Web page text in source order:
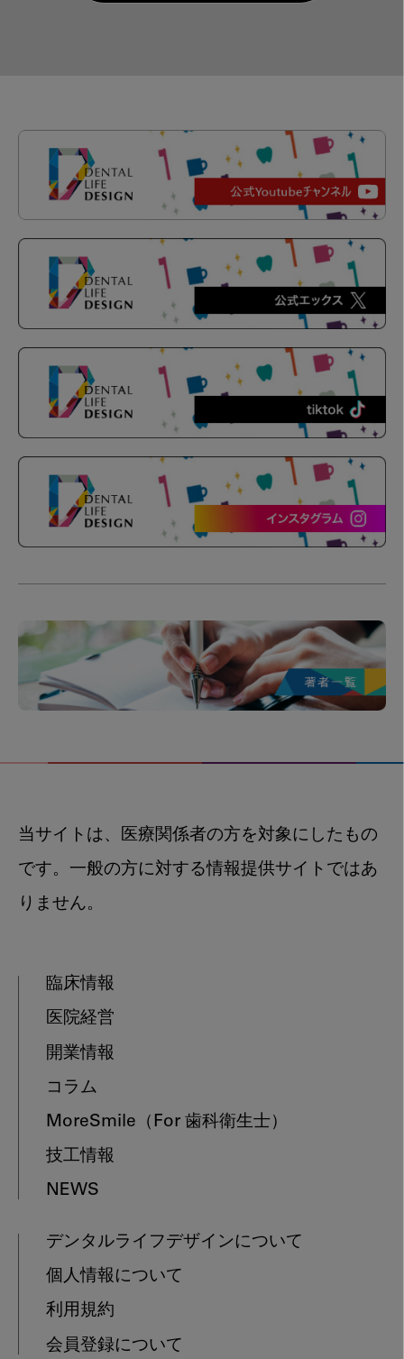
当サイトは、医療関係者の方を対象にしたもの
です。一般の方に対する情報提供サイトではあ
りません。
臨床情報
医院経営
開業情報
コラム
MoreSmile （For 歯科衛生士）
技工情報
NEWS
デンタルライフデザインについて
個人情報について
利用規約
会員登録について